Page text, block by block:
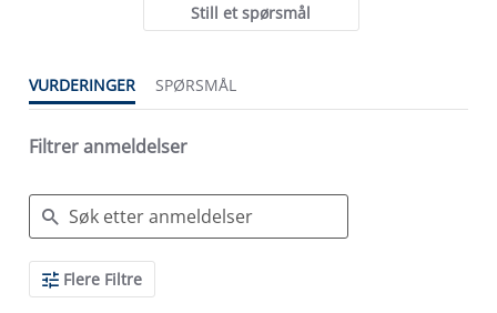
Still et spørsmål
VURDERINGER SPØRSMÅL
Filtrer anmeldelser
Search
ReviewsFlere Filtre